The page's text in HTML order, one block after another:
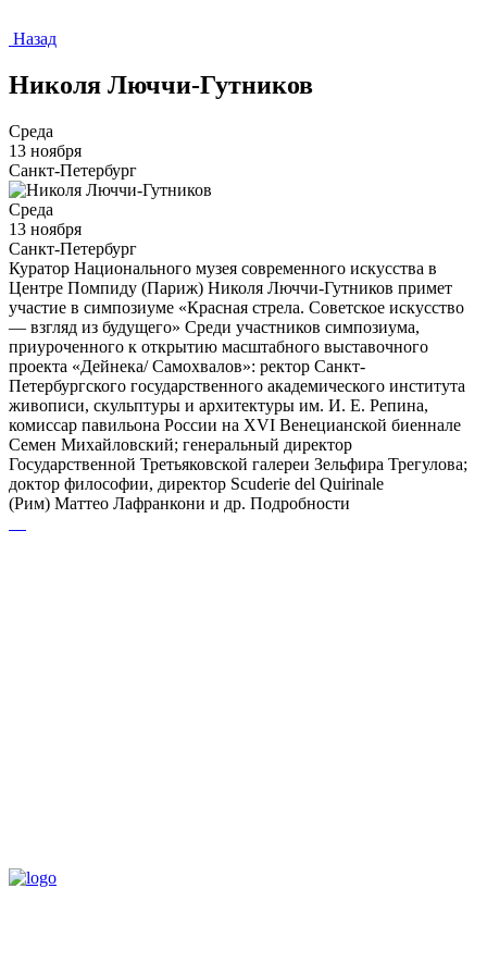
Назад
Николя Люччи-Гутников
Среда
13 ноября
Санкт-Петербург
Среда
13 ноября
Санкт-Петербург
Куратор Национального музея современного искусства в
Центре Помпиду (Париж) Николя Люччи-Гутников примет
участие в симпозиуме «Красная стрела. Советское искусство
— взгляд из будущего» Среди участников симпозиума,
приуроченного к открытию масштабного выставочного
проекта «Дейнека/ Самохвалов»: ректор Санкт-
Петербургского государственного академического института
живописи, скульптуры и архитектуры им. И. Е. Репина,
комиссар павильона России на XVI Венецианской биеннале
Семен Михайловский; генеральный директор
Государственной Третьяковской галереи Зельфира Трегулова;
доктор философии, директор Scuderie del Quirinale
(Рим) Маттео Лафранкони и др. Подробности